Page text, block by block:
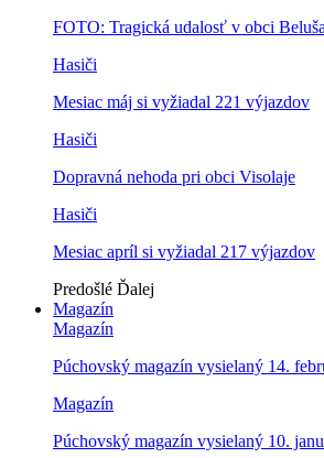
FOTO: Tragická udalosť v obci Beluša
Hasiči
Mesiac máj si vyžiadal 221 výjazdov
Hasiči
Dopravná nehoda pri obci Visolaje
Hasiči
Mesiac apríl si vyžiadal 217 výjazdov
Predošlé Ďalej
Magazín
Magazín
Púchovský magazín vysielaný 14.
Magazín
Púchovský magazín vysielaný 10.